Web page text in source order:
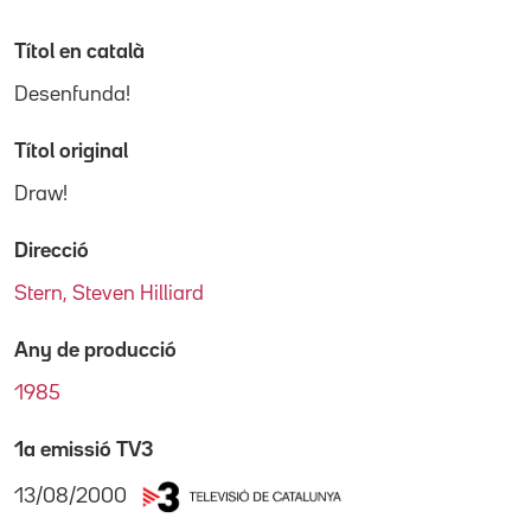
Títol en català
Desenfunda!
Títol original
Draw!
Direcció
Stern, Steven Hilliard
Any de producció
1985
1a emissió TV3
13/08/2000